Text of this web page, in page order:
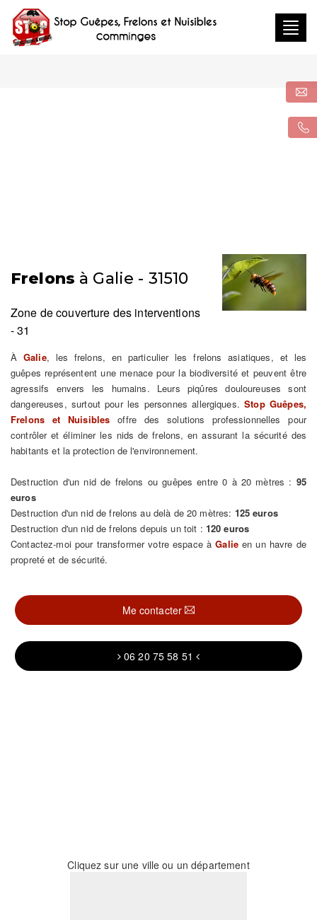
Frelons à Galie - 31510
Zone de couverture des interventions
- 31
À Galie, les frelons, en particulier les frelons asiatiques, et les
guêpes représentent une menace pour la biodiversité et peuvent être
agressifs envers les humains. Leurs piqûres douloureuses sont
dangereuses, surtout pour les personnes allergiques.Stop Guêpes,
Frelons et Nuisibles offre des solutions professionnelles pour
contrôler et éliminer les nids de frelons, en assurant la sécurité des
habitants et la protection de l'environnement.
Destruction d'un nid de frelons ou guêpes entre 0 à 20 mètres : 95
euros
Destruction d'un nid de frelons au delà de 20 mètres: 125 euros
Destruction d'un nid de frelons depuis un toit : 120 euros
Contactez-moi pour transformer votre espace àGalieen un havre de
propreté et de sécurité.
Me contacter
06 20 75 58 51
Cliquez sur une ville ou un département